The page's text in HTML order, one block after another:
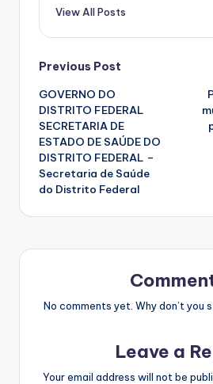
View All Posts
Post
navigation
Previous Post
GOVERNO DO
DISTRITO FEDERAL
SECRETARIA DE
ESTADO DE SAÚDE DO
DISTRITO FEDERAL –
Secretaria de Saúde
do Distrito Federal
No comments yet. Why don’t you
Leave a
Your email address will not be